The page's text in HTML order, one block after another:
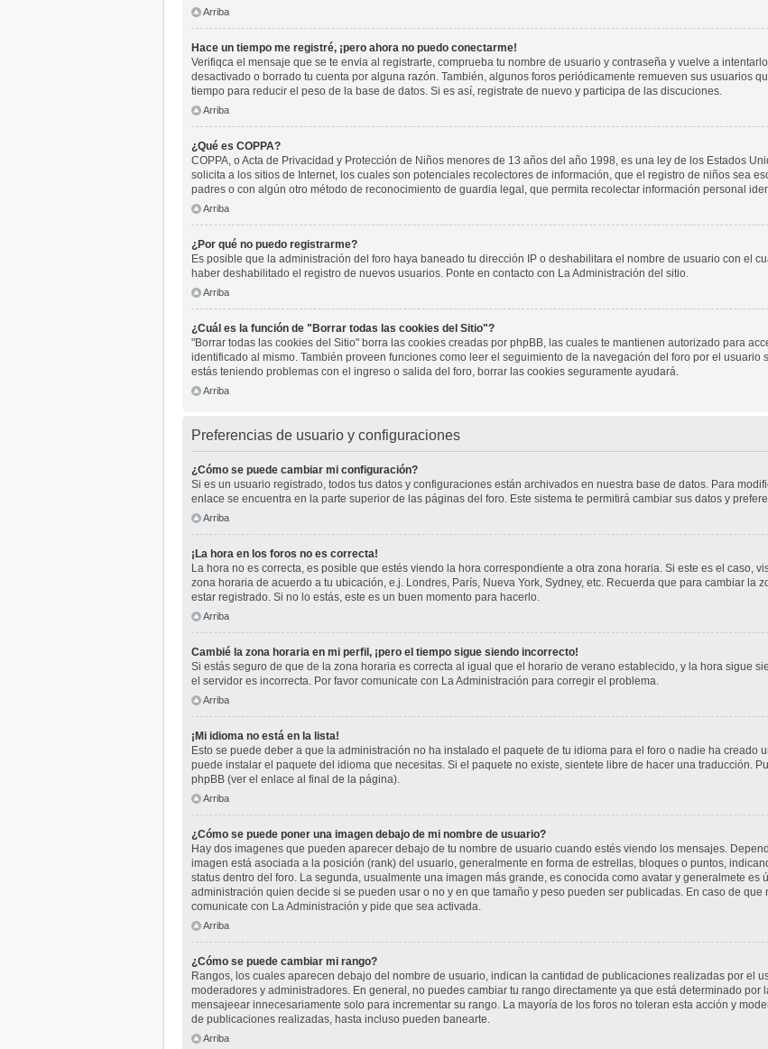
Arriba
Hace un tiempo me registré, ¡pero ahora no puedo conectarme!
Verifiqca el mensaje que se te envia al registrarte, comprueba tu nombre de usuario y contraseña y vuelve a
desactivado o borrado tu cuenta por alguna razón. También, algunos foros periódicamente remueven sus usuarios
tiempo para reducir el peso de la base de datos. Si es así, registrate de nuevo y participa de las discuciones.
Arriba
¿Qué es COPPA?
COPPA, o Acta de Privacidad y Protección de Niños menores de 13 años del año 1998, es una ley de los Estados
solicita a los sitios de Internet, los cuales son potenciales recolectores de información, que el registro de niños sea
padres o con algún otro método de reconocimiento de guardia legal, que permita recolectar información personal
Arriba
¿Por qué no puedo registrarme?
Es posible que la administración del foro haya baneado tu dirección IP o deshabilitara el nombre de usuario con el
haber deshabilitado el registro de nuevos usuarios. Ponte en contacto con La Administración del sitio.
Arriba
¿Cuál es la función de "Borrar todas las cookies del Sitio"?
"Borrar todas las cookies del Sitio" borra las cookies creadas por phpBB, las cuales te mantienen autorizado para
identificado al mismo. También proveen funciones como leer el seguimiento de la navegación del foro por el
estás teniendo problemas con el ingreso o salida del foro, borrar las cookies seguramente ayudará.
Arriba
Preferencias de usuario y configuraciones
¿Cómo se puede cambiar mi configuración?
Si es un usuario registrado, todos tus datos y configuraciones están archivados en nuestra base de datos. Para
enlace se encuentra en la parte superior de las páginas del foro. Este sistema te permitirá cambiar sus datos y
Arriba
¡La hora en los foros no es correcta!
La hora no es correcta, es posible que estés viendo la hora correspondiente a otra zona horaria. Si este es el caso,
zona horaria de acuerdo a tu ubicación, e.j. Londres, París, Nueva York, Sydney, etc. Recuerda que para cambiar la
estar registrado. Si no lo estás, este es un buen momento para hacerlo.
Arriba
Cambié la zona horaria en mi perfil, ¡pero el tiempo sigue siendo incorrecto!
Si estás seguro de que de la zona horaria es correcta al igual que el horario de verano establecido, y la hora sigue
el servidor es incorrecta. Por favor comunicate con La Administración para corregir el problema.
Arriba
¡Mi idioma no está en la lista!
Esto se puede deber a que la administración no ha instalado el paquete de tu idioma para el foro o nadie ha creado
puede instalar el paquete del idioma que necesitas. Si el paquete no existe, sientete libre de hacer una traducción.
phpBB (ver el enlace al final de la página).
Arriba
¿Cómo se puede poner una imagen debajo de mi nombre de usuario?
Hay dos imagenes que pueden aparecer debajo de tu nombre de usuario cuando estés viendo los mensajes.
imagen está asociada a la posición (rank) del usuario, generalmente en forma de estrellas, bloques o puntos,
status dentro del foro. La segunda, usualmente una imagen más grande, es conocida como avatar y generalmete es
administración quien decide si se pueden usar o no y en que tamaño y peso pueden ser publicadas. En caso de que
comunicate con La Administración y pide que sea activada.
Arriba
¿Cómo se puede cambiar mi rango?
Rangos, los cuales aparecen debajo del nombre de usuario, indican la cantidad de publicaciones realizadas por el
moderadores y administradores. En general, no puedes cambiar tu rango directamente ya que está determinado por
mensajeear innecesariamente solo para incrementar su rango. La mayoría de los foros no toleran esta acción y
de publicaciones realizadas, hasta incluso pueden banearte.
Arriba